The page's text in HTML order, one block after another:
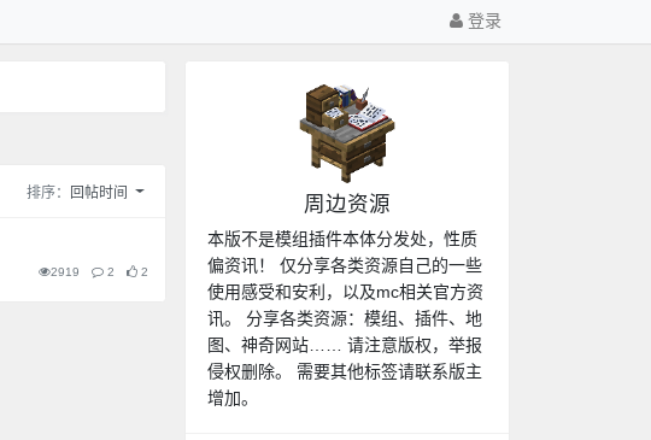
登录
排序： 回帖时间
2919 2 2
周边资源
本版不是模组插件本体分发处，性质
偏资讯！ 仅分享各类资源自己的一些
使用感受和安利，以及mc相关官方资
讯。 分享各类资源：模组、插件、地
图、神奇网站…… 请注意版权，举报
侵权删除。 需要其他标签请联系版主
增加。